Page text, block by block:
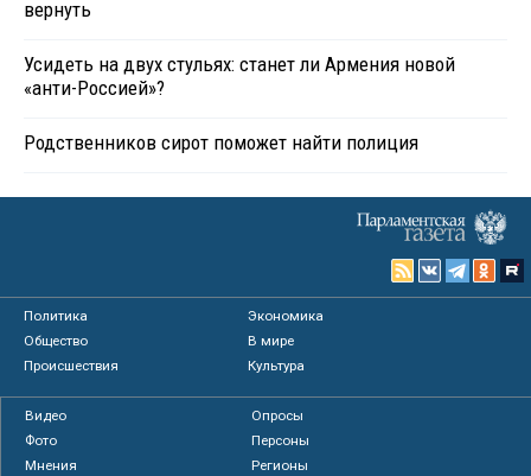
вернуть
Усидеть на двух стульях: станет ли Армения новой
«анти-Россией»?
Родственников сирот поможет найти полиция
Политика
Экономика
Общество
В мире
Происшествия
Культура
Видео
Опросы
Фото
Персоны
Мнения
Регионы